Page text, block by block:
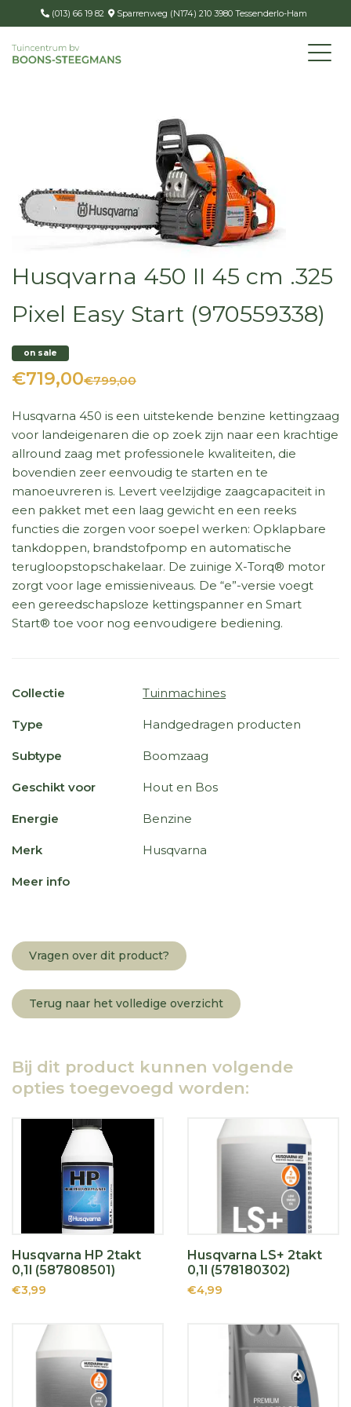
(013) 66 19 82 Sparrenweg (N174) 210 3980 Tessenderlo-Ham
Husqvarna 450 II 45 cm .325
Pixel Easy Start (970559338)
on sale
€719,00€799,00
Husqvarna 450 is een uitstekende benzine kettingzaag
voor landeigenaren die op zoek zijn naar een krachtige
allround zaag met professionele kwaliteiten, die
bovendien zeer eenvoudig te starten en te
manoeuvreren is. Levert veelzijdige zaagcapaciteit in
een pakket met een laag gewicht en een reeks
functies die zorgen voor soepel werken: Opklapbare
tankdoppen, brandstofpomp en automatische
terugloopstopschakelaar. De zuinige X-Torq® motor
zorgt voor lage emissieniveaus. De “e”-versie voegt
een gereedschapsloze kettingspanner en Smart
Start® toe voor nog eenvoudigere bediening.
Collectie Tuinmachines
Type Handgedragen producten
Subtype Boomzaag
Geschikt voor Hout en Bos
Energie Benzine
Merk Husqvarna
Meer info
Vragen over dit product?
Terug naar het volledige overzicht
Bij dit product kunnen volgende
opties toegevoegd worden:
Husqvarna HP 2takt
0,1l (587808501)
€3,99
Husqvarna LS+ 2takt
0,1l (578180302)
€4,99